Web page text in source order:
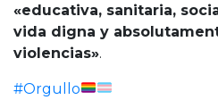
«educativa, sanitaria,
vida digna y
violencias».
#Orgullo